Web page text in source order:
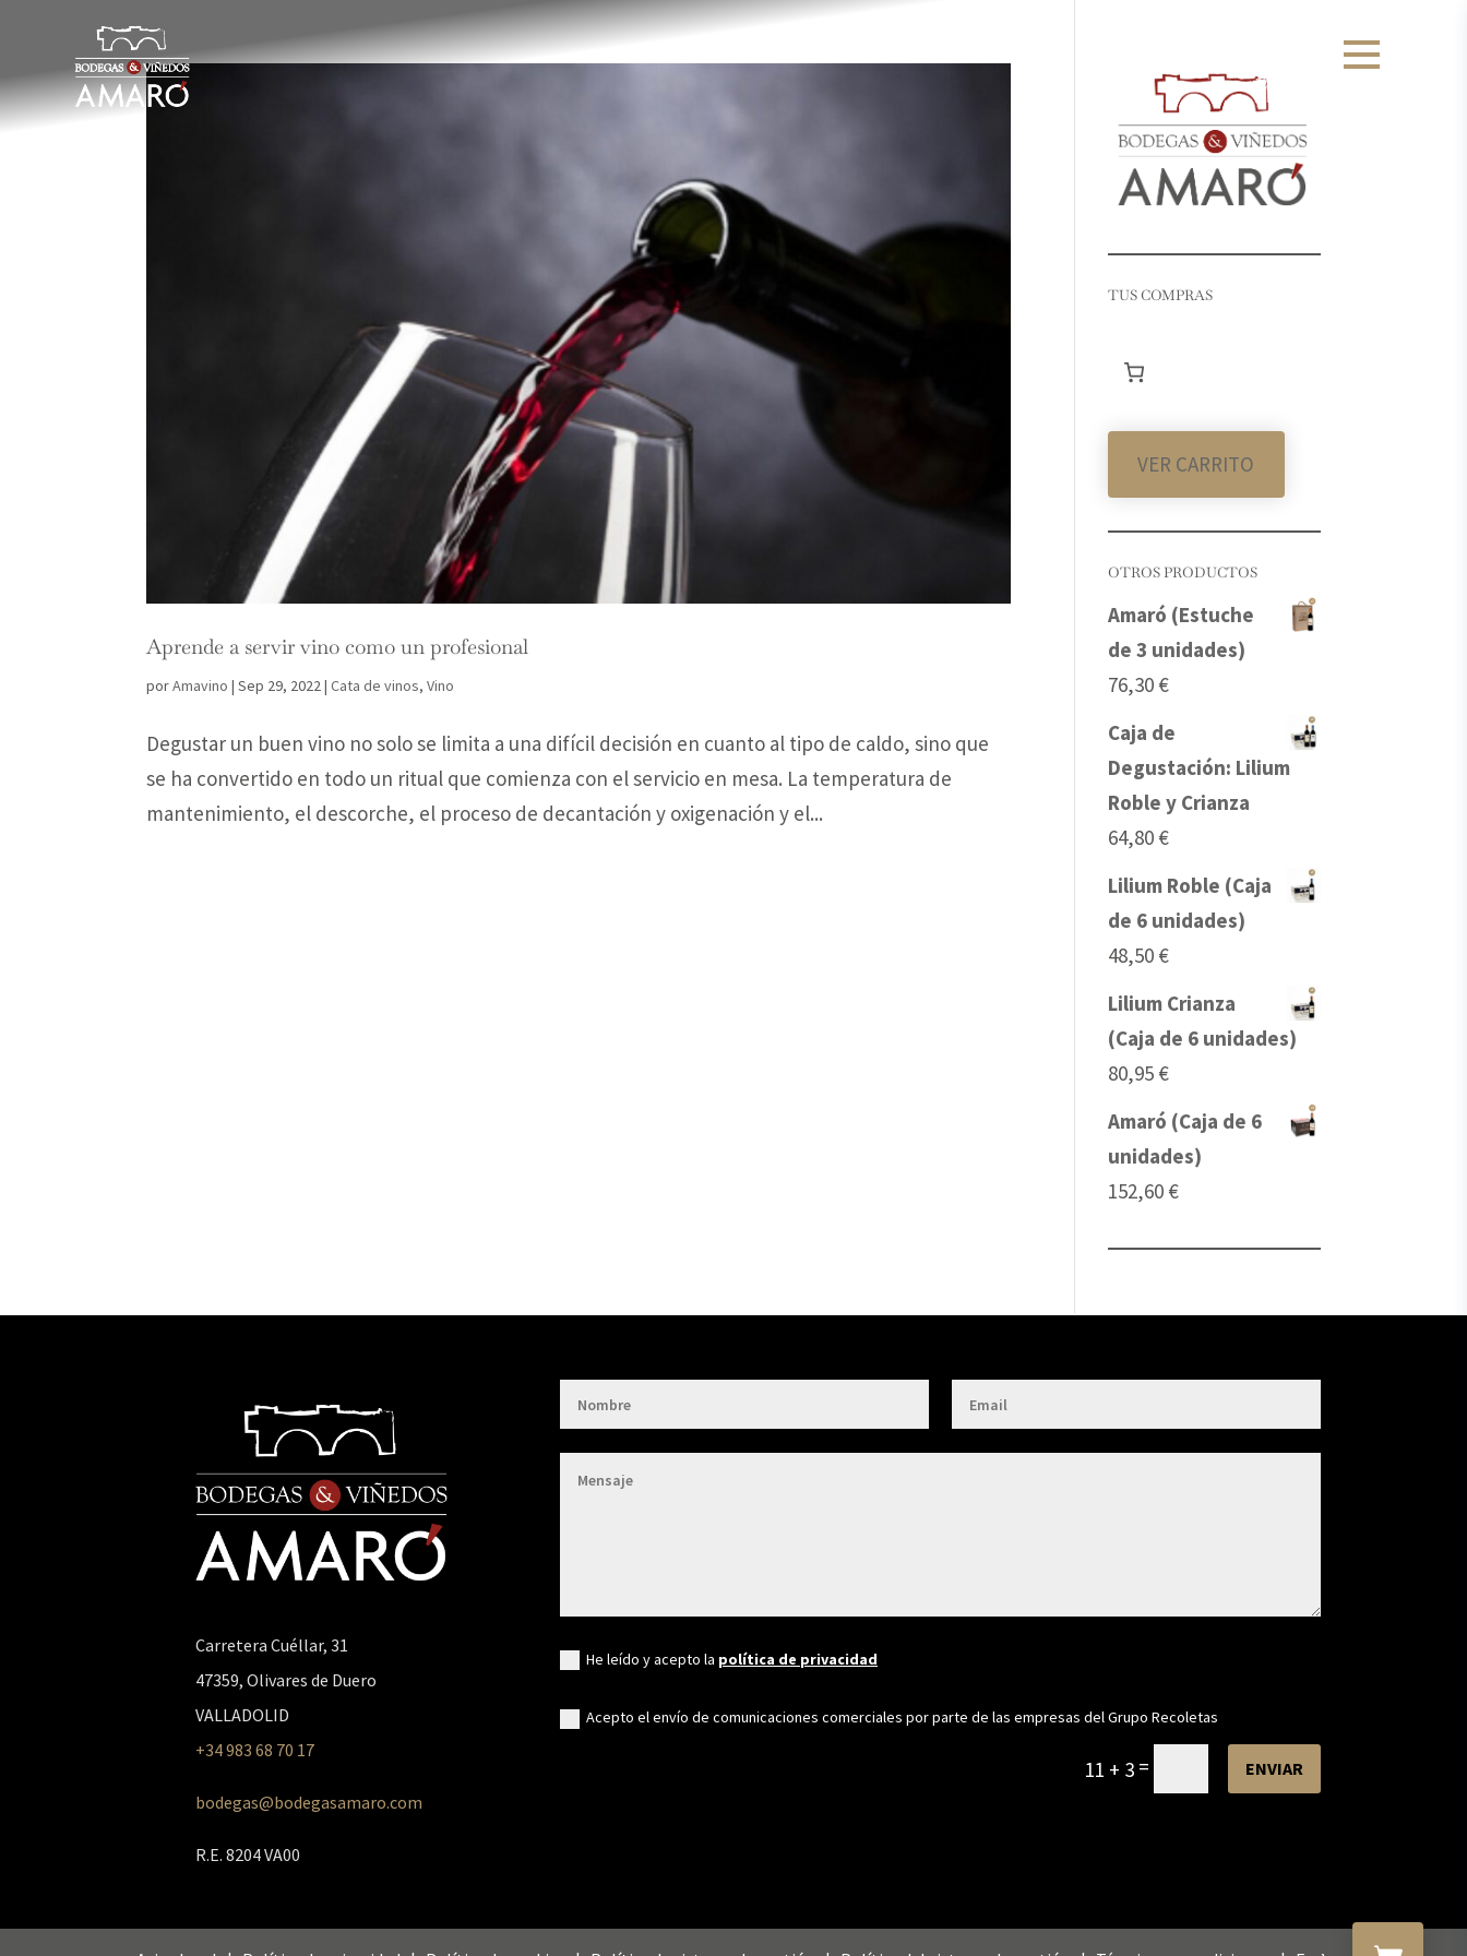
Gestionar el consentimiento de las cookies
Para ofrecer las mejores experiencias, utilizamos tecnologías como las cookies para almacenar y/o
consentir o retirar el consentimiento, puede afectar negativamente a ciertas características y
Aprende a servir vino como un profesional
porAmavino |Sep 29, 2022|Cata de vinos,Vino
Degustar un buen vino no solo se limita a una difícil decisión en cuanto al tipo de caldo, sino que
se ha convertido en todo un ritual que comienza con el servicio en mesa. La temperatura de
mantenimiento, el descorche, el proceso de decantación y oxigenación y el...
TUS COMPRAS
VER CARRITO
OTROS PRODUCTOS
Amaró (Estuche
de 3 unidades)
76,30 €
Caja de
Degustación: Lilium
Roble y Crianza
64,80 €
Lilium Roble (Caja
de 6 unidades)
48,50 €
Lilium Crianza
(Caja de 6 unidades)
80,95 €
Amaró (Caja de 6
unidades)
152,60 €
Carretera Cuéllar, 31
47359, Olivares de Duero
VALLADOLID
+34 983 68 70 17
bodegas@bodegasamaro.com
R.E. 8204 VA00
He leído y acepto la política de privacidad
Acepto el envío de comunicaciones comerciales por parte de las empresas del Grupo Recoletas
11 + 3= ENVIAR